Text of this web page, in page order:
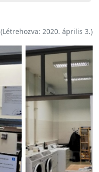
(Létrehozva: 2020. április 3.)